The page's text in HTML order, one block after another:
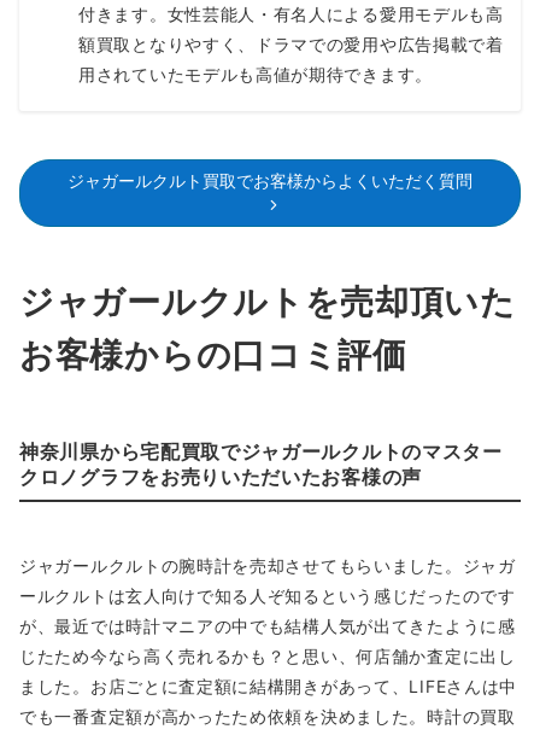
付きます。女性芸能人・有名人による愛用モデルも高
額買取となりやすく、ドラマでの愛用や広告掲載で着
用されていたモデルも高値が期待できます。
ジャガールクルト買取でお客様からよくいただく質問
ジャガールクルトを売却頂いた
お客様からの口コミ評価
神奈川県から宅配買取でジャガールクルトのマスター
クロノグラフをお売りいただいたお客様の声
ジャガールクルトの腕時計を売却させてもらいました。ジャガ
ールクルトは玄人向けで知る人ぞ知るという感じだったのです
が、最近では時計マニアの中でも結構人気が出てきたように感
じたため今なら高く売れるかも？と思い、何店舗か査定に出し
ました。お店ごとに査定額に結構開きがあって、LIFEさんは中
でも一番査定額が高かったため依頼を決めました。時計の買取